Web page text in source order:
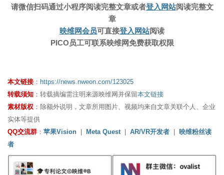
请微信扫码通过小程序阅读完整文章或者登入网站阅读完整文
章
映维网会员可直接登入网站阅读
PICO员工可联系映维网免费获取权限
本文链接 ： https://news.nweon.com/123025
转载须知 ：转载摘编需注明来源映维网并保留本文链接
素材版权 ：除额外说明，文章所用图片、视频均来自文章关联个人、企业
实体等提供
QQ交流群 ： 苹果Vision Meta Quest AR/VR开发者
映维粉丝读
者